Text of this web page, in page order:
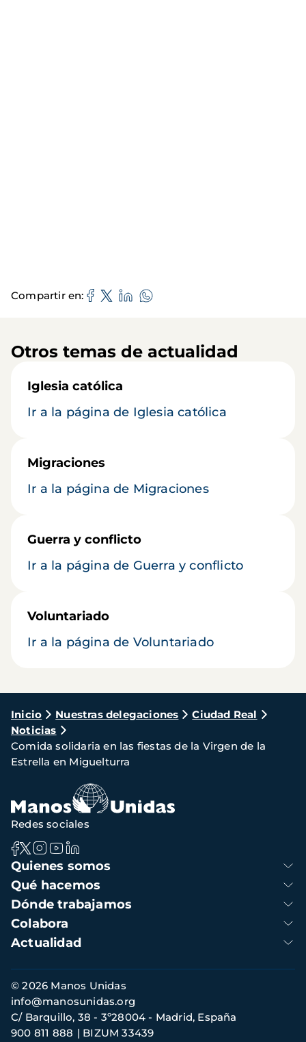
Compartir en
Otros temas de actualidad
Iglesia católica
Ir a la página de Iglesia católica
Migraciones
Ir a la página de Migraciones
Guerra y conflicto
Ir a la página de Guerra y conflicto
Voluntariado
Ir a la página de Voluntariado
Ruta
de
navegación
Inicio Nuestras delegaciones
Ciudad Real
Noticias
Comida solidaria en las fiestas de la Virgen de la
Estrella en Miguelturra
Navegación
principal
Quienes somos
Qué hacemos
Dónde trabajamos
Colabora
Actualidad
Redes sociales
Información
de
contacto
© 2026 Manos Unidas
C/ Barquillo, 38 - 3º28004 - Madrid, España
900 811 888
BIZUM 33439
info@manosunidas.org